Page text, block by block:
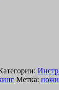
Метка: